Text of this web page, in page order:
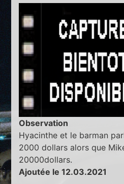
Observation
Hyacinthe et le barman
2000 dollars alors que
20000dollars.
Ajoutée le 12.03.2021